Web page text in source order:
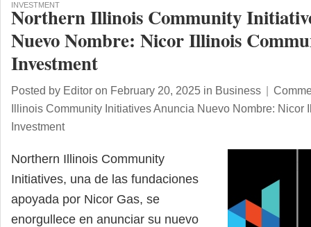
INVESTMENT
Northern Illinois Community
Nuevo Nombre: Nicor Illinois
Investment
Posted by Editor on February 20, 2025 in Business |
Illinois Community Initiatives Anuncia Nuevo Nombre: Nicor
Investment
Northern Illinois Community
Initiatives, una de las fundaciones
apoyada por Nicor Gas, se
enorgullece en anunciar su nuevo